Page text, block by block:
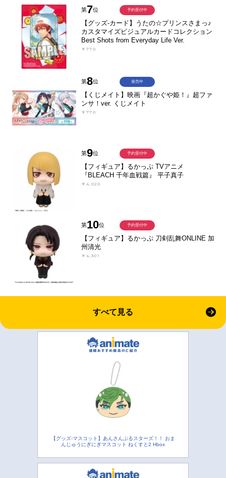
第7位
【グッズ-カード】うたの☆プリンスさまっ♪
カスタマイズビジュアルカードコレクション
Best Shots from Everyday Life Ver.
￥770
予約受付中
第8位
【くじメイト】映画『超かぐや姫！』超ファ
ンサ！ver. くじメイト
￥770
発売中
第9位
【フィギュア】るかっぷ TVアニメ
『BLEACH 千年血戦篇』 平子真子
￥4,020
予約受付中
第10位
【フィギュア】るかっぷ 刀剣乱舞ONLINE 加
州清光
￥4,301
予約受付中
すべて見る
【グッズ-マスコット】あんさんぶるスターズ！！ おま
んじゅうにぎにぎマスコット ねくすと2 Hbox